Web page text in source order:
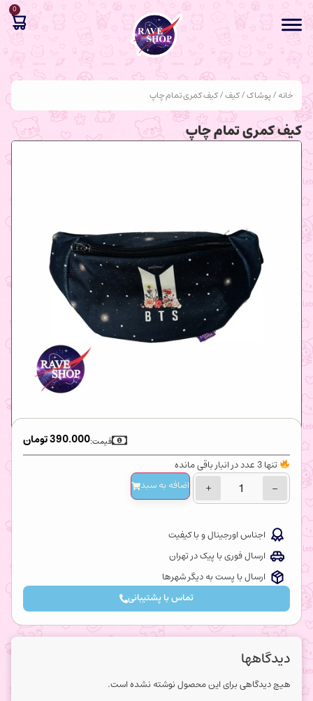
0
خانه/پوشاک/کیف/ کیف کمری تمام چاپ
کیف کمری تمام چاپ
390.000تومان قیمت:
تنها 3 عدد در انبار باقی مانده
−
+ اضافه‌ به سبد
اجناس اورجینال و با کیفیت
ارسال فوری با پیک در تهران
ارسال با پست به دیگر شهرها
تماس با پشتیبانی
دیدگاهها
هیچ دیدگاهی برای این محصول نوشته نشده است.